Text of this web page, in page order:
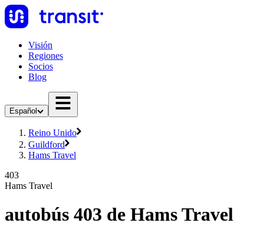
Visión
Regiones
Socios
Blog
Español
Reino Unido
Guildford
Hams Travel
403
Hams Travel
autobús 403 de Hams Travel